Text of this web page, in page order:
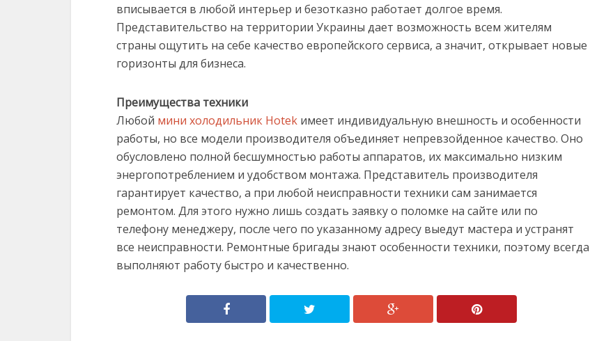
вписывается в любой интерьер и безотказно работает долгое время.
Представительство на территории Украины дает возможность всем жителям
страны ощутить на себе качество европейского сервиса, а значит, открывает новые
горизонты для бизнеса.
Преимущества техники
Любой мини холодильник Hotek имеет индивидуальную внешность и особенности
работы, но все модели производителя объединяет непревзойденное качество. Оно
обусловлено полной бесшумностью работы аппаратов, их максимально низким
энергопотреблением и удобством монтажа. Представитель производителя
гарантирует качество, а при любой неисправности техники сам занимается
ремонтом. Для этого нужно лишь создать заявку о поломке на сайте или по
телефону менеджеру, после чего по указанному адресу выедут мастера и устранят
все неисправности. Ремонтные бригады знают особенности техники, поэтому всегда
выполняют работу быстро и качественно.